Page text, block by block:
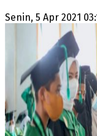
Senin, 5 Apr 2021